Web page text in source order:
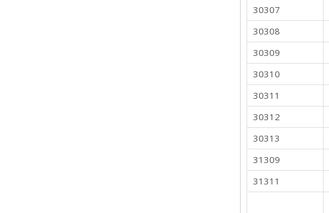
30307
30308
30309
30310
30311
30312
30313
31309
31311